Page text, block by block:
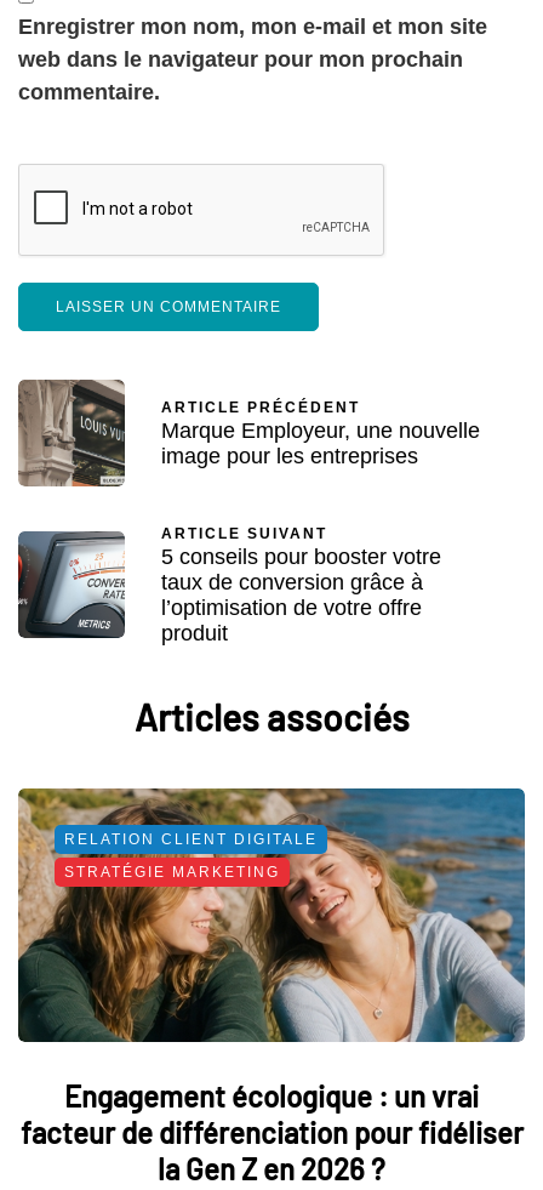
Enregistrer mon nom, mon e-mail et mon site
web dans le navigateur pour mon prochain
commentaire.
ARTICLE PRÉCÉDENT
Marque Employeur, une nouvelle
image pour les entreprises
ARTICLE SUIVANT
5 conseils pour booster votre
taux de conversion grâce à
l’optimisation de votre offre
produit
Articles associés
RELATION CLIENT DIGITALE
STRATÉGIE MARKETING
Engagement écologique : un vrai
facteur de différenciation pour fidéliser
la Gen Z en 2026 ?